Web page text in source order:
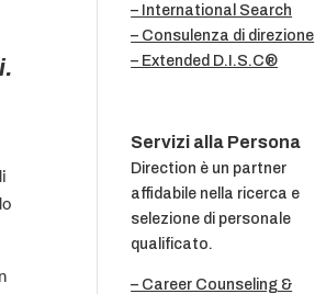
– International Search
– Consulenza di direzione
– Extended D.I.S.C®
Servizi alla Persona
Direction è un partner
affidabile nella ricerca e
selezione di personale
qualificato.
– Career Counseling &